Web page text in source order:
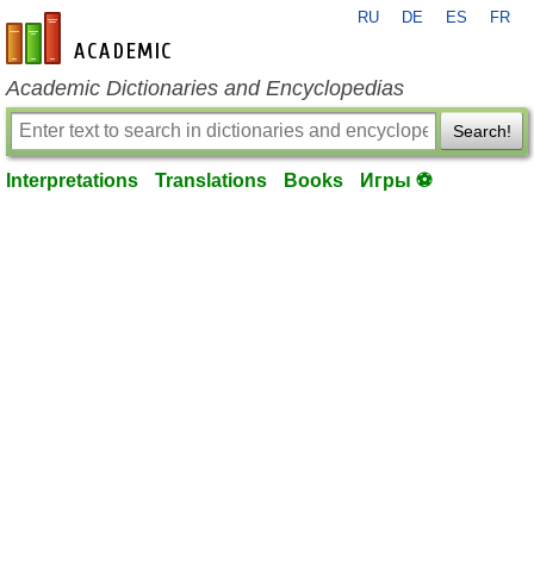
en-academic.com
RU DE ES FR
Academic Dictionaries and Encyclopedias
Search!
Interpretations Translations Books Игры ⚽